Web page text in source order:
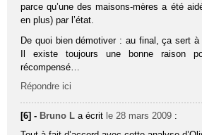
parce qu’une des maisons-mères a été
en plus) par l’état.
De quoi bien démotiver : au final, ça sert
Il existe toujours une bonne raison
récompensé…
Répondre ici
[6] - Bruno L a écrit le 28 mars 2009 :